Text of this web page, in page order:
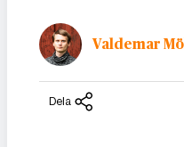
Valdemar
Dela